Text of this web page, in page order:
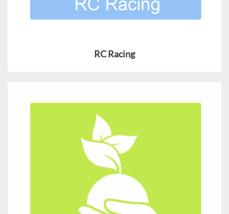
RC Racing